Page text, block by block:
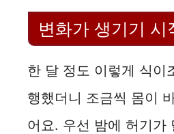
변화가 생기기 시
한 달 정도 이렇게 식이
행했더니 조금씩 몸이
어요. 우선 밤에 허기가